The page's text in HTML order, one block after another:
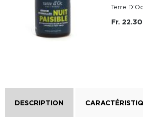
Terre D'Oc
Fr. 22.30
DESCRIPTION